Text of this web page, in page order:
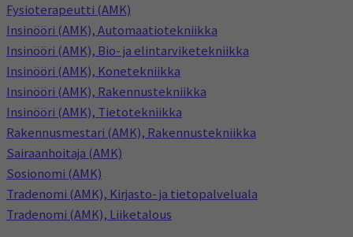
Fysioterapeutti (AMK)
Insinööri (AMK), Automaatiotekniikka
Insinööri (AMK), Bio- ja elintarviketekniikka
Insinööri (AMK), Konetekniikka
Insinööri (AMK), Rakennustekniikka
Insinööri (AMK), Tietotekniikka
Rakennusmestari (AMK), Rakennustekniikka
Sairaanhoitaja (AMK)
Sosionomi (AMK)
Tradenomi (AMK), Kirjasto- ja tietopalveluala
Tradenomi (AMK), Liiketalous